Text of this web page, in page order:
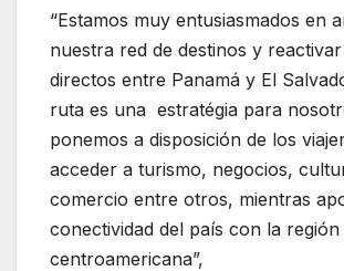
“Estamos muy entusiasmados en
nuestra red de destinos y
directos entre Panamá y El
ruta es una estratégia para
ponemos a disposición de los
acceder a turismo, negocios,
comercio entre otros, mientras
conectividad del país con la región
centroamericana”,